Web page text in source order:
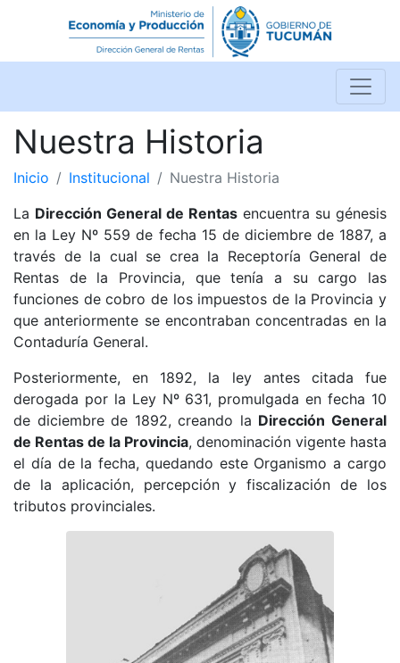
Nuestra Historia
Inicio Institucional
Nuestra Historia
La Dirección General de Rentas encuentra su génesis
en la Ley Nº 559 de fecha 15 de diciembre de 1887, a
través de la cual se crea la Receptoría General de
Rentas de la Provincia, que tenía a su cargo las
funciones de cobro de los impuestos de la Provincia y
que anteriormente se encontraban concentradas en la
Contaduría General.
Posteriormente, en 1892, la ley antes citada fue
derogada por la Ley Nº 631, promulgada en fecha 10
de diciembre de 1892, creando la Dirección General
de Rentas de la Provincia, denominación vigente hasta
el día de la fecha, quedando este Organismo a cargo
de la aplicación, percepción y fiscalización de los
tributos provinciales.